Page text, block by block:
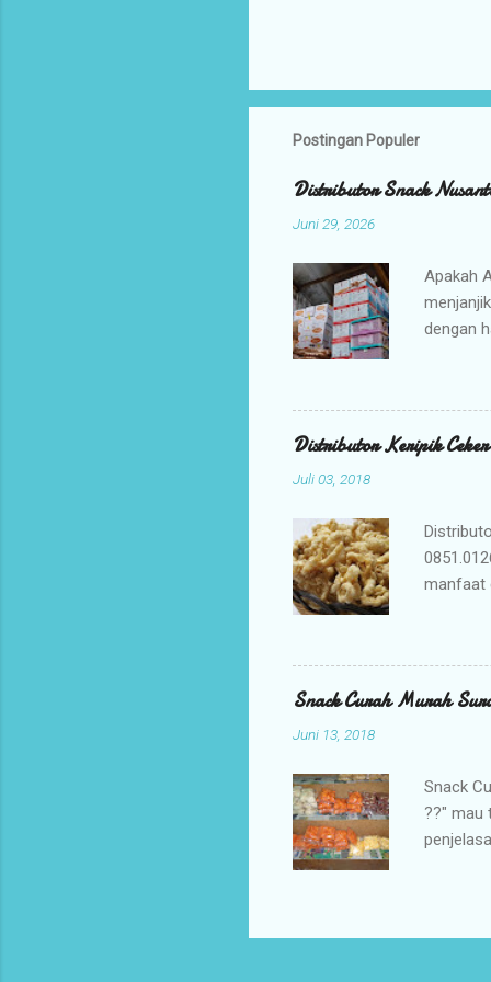
Postingan Populer
Distributor Snack
Juni 29, 2026
Apakah
dengan
jajanan
kami
Distributor Keripik
Juli 03, 2018
manfaat
adalah
Snack Curah Murah
Juni 13, 2018
Snack
??" mau
untuk
untuk